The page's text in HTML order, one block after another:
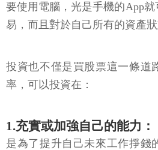
要使用電腦，光是手機的App
易，而且對於自己所有的資產狀
投資也不僅是買股票這一條道
率，可以投資在：
1.充實或加強自己的能力：
是為了提升自己未來工作掙錢